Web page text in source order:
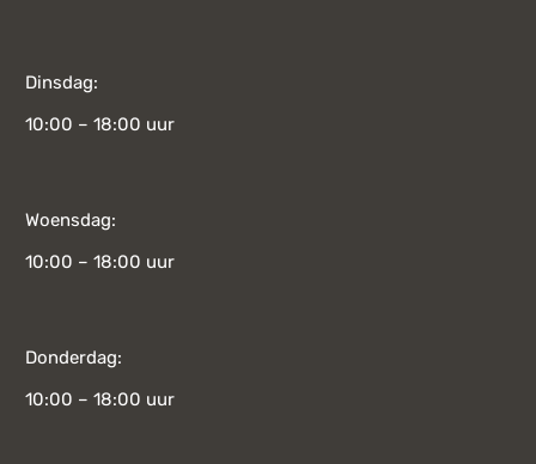
Dinsdag:
10:00 – 18:00 uur
Woensdag:
10:00 – 18:00 uur
Donderdag:
10:00 – 18:00 uur